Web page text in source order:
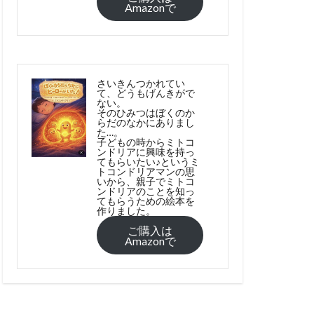
Amazonで
さいきんつかれてい
て、どうもげんきがで
ない。
そのひみつはぼくのか
らだのなかにありまし
た…。
子どもの時からミトコ
ンドリアに興味を持っ
てもらいたい♪というミ
トコンドリアマンの思
いから、親子でミトコ
ンドリアのことを知っ
てもらうための絵本を
作りました。
ご購入は
Amazonで